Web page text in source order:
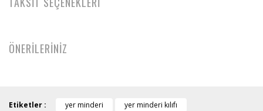
ÖNERİLERİNİZ
Etiketler : yer minderi
yer minderi kılıfı